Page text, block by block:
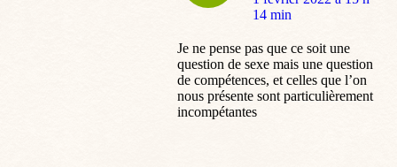
:14 min
Je ne pense pas que ce soit une
question de sexe mais une question
de compétences, et celles que l’on
nous présente sont particulièrement
incompétantes